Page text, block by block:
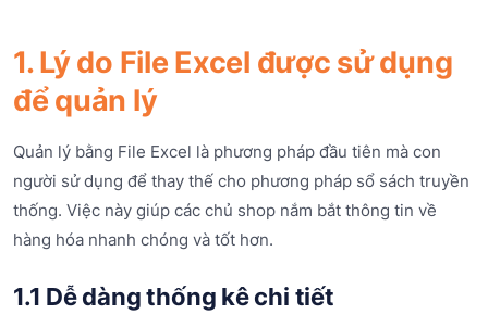
1. Lý do File Excel được sử dụng
để quản lý
Quản lý bằng File Excel là phương pháp đầu tiên mà con
người sử dụng để thay thế cho phương pháp sổ sách truyền
thống. Việc này giúp các chủ shop nắm bắt thông tin về
hàng hóa nhanh chóng và tốt hơn.
1.1 Dễ dàng thống kê chi tiết